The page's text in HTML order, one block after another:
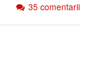
35 comentarii